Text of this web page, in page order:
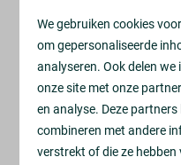
Brochure
Wiltzangh
Over
Ontdek alle
We gebruiken cookies
om gepersonaliseerde
analyseren. Ook delen
onze site met onze
en analyse. Deze
combineren met andere
verstrekt of die ze